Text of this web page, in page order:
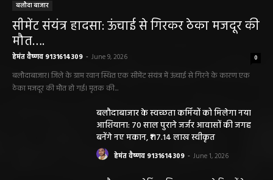
बलौदा बाजार
सीमेंट संयंत्र हादसा: ऊंचाई से गिरकर ठेका मजदूर की
मौत….
हेमंत वैष्णव 9131614309 - June 9, 2026 0
बलौदाबाजार। जिले के ग्राम रवान स्थित एक सीमेंट संयंत्र में ऊंचाई से गिरने के कारण एक
ठेका मजदूर की मौत हो गई। मृतक की...
बलौदाबाजार के स्वच्छता कर्मियों को मिलेगा नया
आशियाना: 70 साल पुराने जर्जर आवासों की जगह
बनेंगे नए मकान, ₹117.14 लाख स्वीकृत
हेमंत वैष्णव 9131614309 - June 1, 2026